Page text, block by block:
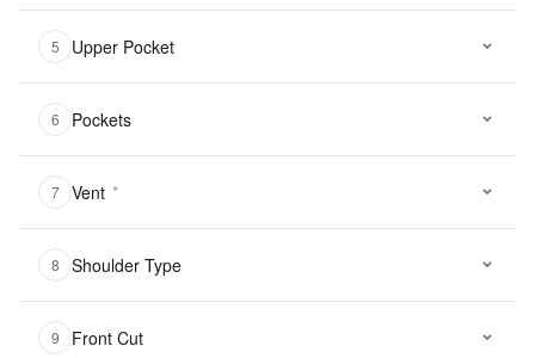
5 Upper Pocket
6 Pockets
7 Vent *
8 Shoulder Type
9 Front Cut